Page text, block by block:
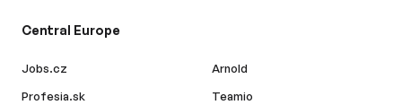
Central Europe
Jobs.cz
Profesia.sk
Arnold
Teamio